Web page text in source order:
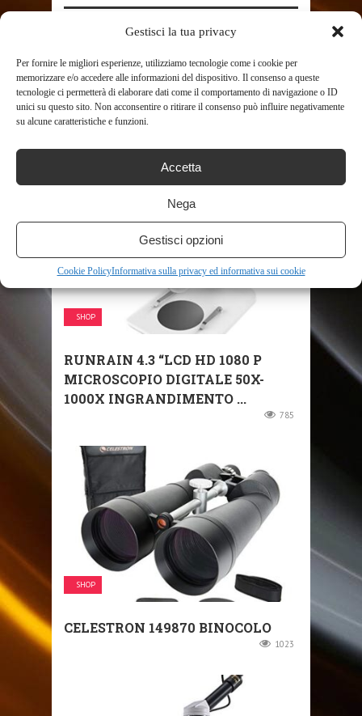
Gestisci la tua privacy
Per fornire le migliori esperienze, utilizziamo tecnologie come i cookie per
memorizzare e/o accedere alle informazioni del dispositivo. Il consenso a queste
tecnologie ci permetterà di elaborare dati come il comportamento di navigazione o ID
unici su questo sito. Non acconsentire o ritirare il consenso può influire negativamente
su alcune caratteristiche e funzioni.
Accetta
Nega
Gestisci opzioni
Cookie PolicyInformativa sulla privacy ed informativa sui cookie
SHARE THIS POST
SHOP
RUNRAIN 4.3 “LCD HD 1080 P
MICROSCOPIO DIGITALE 50X-
1000X INGRANDIMENTO ...
785
SHOP
CELESTRON 149870 BINOCOLO
1023